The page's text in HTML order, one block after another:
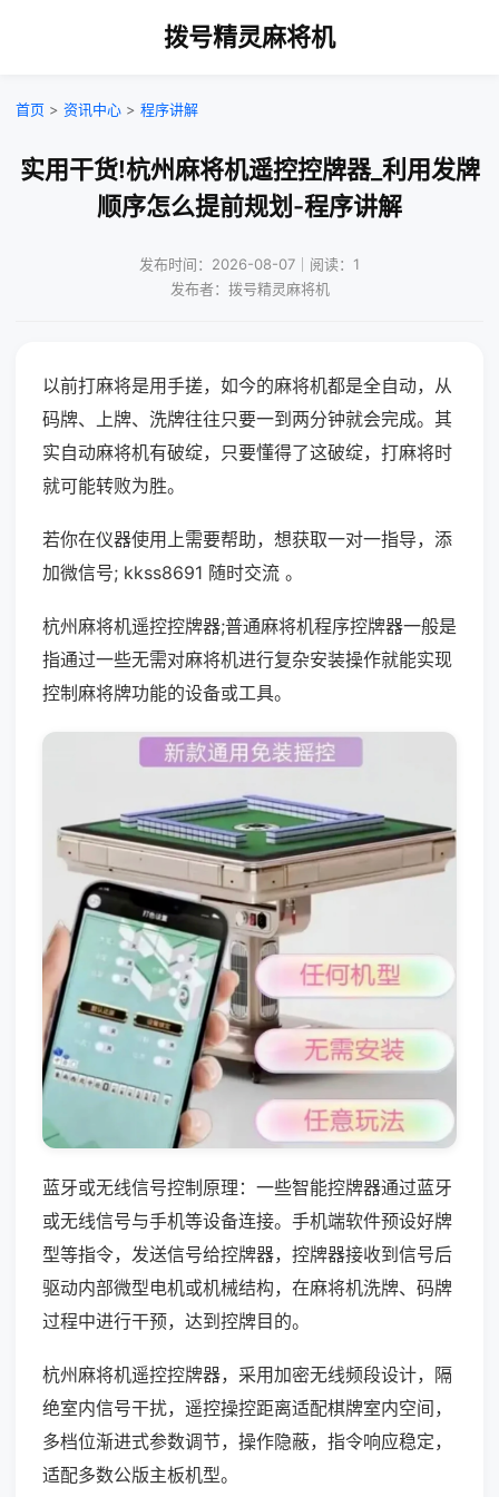
拨号精灵麻将机
首页 > 资讯中心 > 程序讲解
实用干货!杭州麻将机遥控控牌器_利用发牌
顺序怎么提前规划-程序讲解
发布时间：2026-08-07｜阅读：1
发布者：拨号精灵麻将机
以前打麻将是用手搓，如今的麻将机都是全自动，从
码牌、上牌、洗牌往往只要一到两分钟就会完成。其
实自动麻将机有破绽，只要懂得了这破绽，打麻将时
就可能转败为胜。
若你在仪器使用上需要帮助，想获取一对一指导，添
加微信号; kkss8691 随时交流 。
杭州麻将机遥控控牌器;普通麻将机程序控牌器一般是
指通过一些无需对麻将机进行复杂安装操作就能实现
控制麻将牌功能的设备或工具。
蓝牙或无线信号控制原理：一些智能控牌器通过蓝牙
或无线信号与手机等设备连接。手机端软件预设好牌
型等指令，发送信号给控牌器，控牌器接收到信号后
驱动内部微型电机或机械结构，在麻将机洗牌、码牌
过程中进行干预，达到控牌目的。
杭州麻将机遥控控牌器，采用加密无线频段设计，隔
绝室内信号干扰，遥控操控距离适配棋牌室内空间，
多档位渐进式参数调节，操作隐蔽，指令响应稳定，
适配多数公版主板机型。